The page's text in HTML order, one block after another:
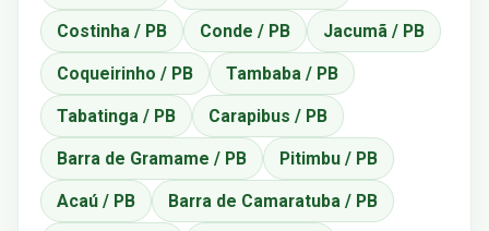
Costinha / PB Conde / PB Jacumã / PB
Coqueirinho / PB Tambaba / PB
Tabatinga / PB Carapibus / PB
Barra de Gramame / PB Pitimbu / PB
Acaú / PB Barra de Camaratuba / PB